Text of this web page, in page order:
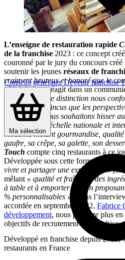
Conseils générauxDevenir franchisé
Ma sélection
L’enseigne de restauration rapide
de la franchise 2023 : ce concept
couronné par le jury du concours
soutenir les jeunes réseaux de
vraiment heureux et honoré que le
séduit le jury, réagit dans un
fondateur. Cette distinction nous
sommes convaincus que les
concept que nous souhaitons hisser
modernes, à l’échelle nationale et
moderne mêlant gourmandise,
gaufre, sa crêpe, sa galette, son
Touch compte cinq restaurants à ce
Développée sous cette forme depuis
vivre et partager une expérience «
mêlant « qualité et fraîcheur des
à table et à emporter tout en
% personnalisables ».
Dans
accordée en septembre 2022, Fabrice
développement, nous présente plus
objectifs de recrutement en franchise.
Développé en franchise depuis 2022,
restaurants en France